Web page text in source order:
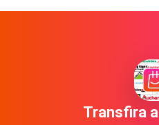
Transfira